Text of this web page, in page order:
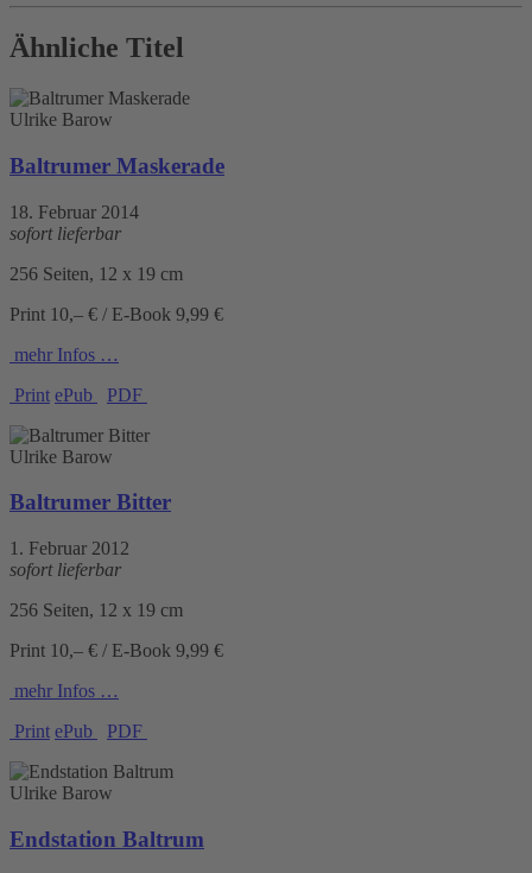
Ähnliche Titel
Ulrike Barow
Baltrumer Maskerade
18. Februar 2014
sofort lieferbar
256 Seiten, 12 x 19 cm
Print 10,– € / E-Book 9,99 €
mehr Infos …
Print ePub PDF
Ulrike Barow
Baltrumer Bitter
1. Februar 2012
sofort lieferbar
256 Seiten, 12 x 19 cm
Print 10,– € / E-Book 9,99 €
mehr Infos …
Print ePub PDF
Ulrike Barow
Endstation Baltrum